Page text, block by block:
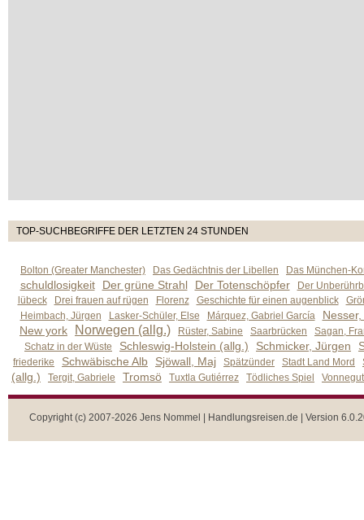
TOP-SUCHBEGRIFFE DER LETZTEN 24 STUNDEN
Bolton (Greater Manchester) Das Gedächtnis der Libellen Das München-
schuldlosigkeit Der grüne Strahl Der Totenschöpfer
Der
lübeck
Drei frauen auf rügen Florenz Geschichte für einen augenblick
Heimbach, Jürgen
Lasker-Schüler, Else Márquez, Gabriel García
New york
Norwegen (allg.) Rüster, Sabine Saarbrücken
Sagan,
Schatz in der Wüste
Schleswig-Holstein (allg.) Schmicker, Jürgen
friederike Schwäbische Alb Sjöwall, Maj Spätzünder Stadt Land Mord
(allg.) Tergit, Gabriele Tromsö Tuxtla Gutiérrez Tödliches Spiel
Copyright (c) 2007-2026 Jens Nommel | Handlungsreisen.de | Version